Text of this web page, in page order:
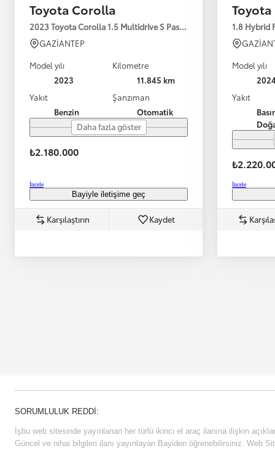
Toyota Corolla
2023 Toyota Corolla 1.5 Multidrive S Passion X-Pack 125HP
GAZİANTEP
Model yılı
2023
Kilometre
11.845 km
Yakıt
Benzin
Şanzıman
Otomatik
Daha fazla göster
₺2.180.000
İncele
Bayiyle iletişime geç
Karşılaştırın Kaydet
1.8 Hybrid
Model yılı
Yakıt
İncele
SORUMLULUK REDDI:
İşbu web sitesinde yayınlanan her türlü ikinci el araç ilanına ilişkin
Güncel ve nihai bilgileri ilanı yayınlayan Bayiden öğrenebilirsiniz. Web